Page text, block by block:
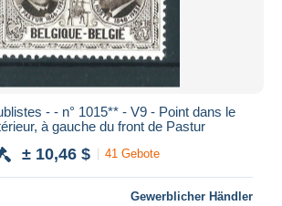
- - n° 1015** - V9 - Point dans le
à gauche du front de Pastur
± 10,46 $ 41 Gebote
Gewerblicher Händler